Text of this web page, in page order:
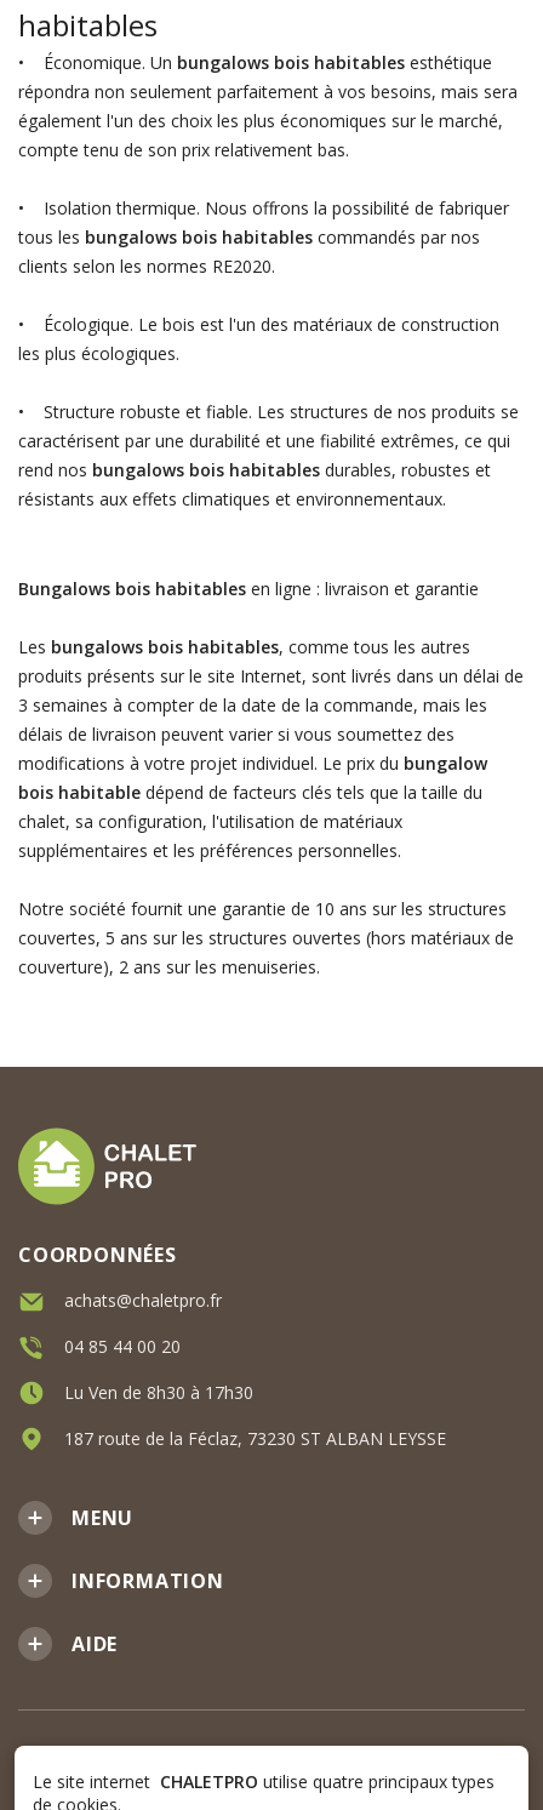
habitables
• Économique. Un bungalows bois habitablesesthétique
répondra non seulement parfaitement à vos besoins, mais sera
également l'un des choix les plus économiques sur le marché,
compte tenu de son prix relativement bas.
• Isolation thermique. Nous offrons la possibilité de fabriquer
tous les bungalows bois habitablescommandés par nos
clients selon les normes RE2020.
• Écologique. Le bois est l'un des matériaux de construction
les plus écologiques.
• Structure robuste et fiable. Les structures de nos produits se
caractérisent par une durabilité et une fiabilité extrêmes, ce qui
rend nos bungalows bois habitablesdurables, robustes et
résistants aux effets climatiques et environnementaux.
Bungalows bois habitablesen ligne : livraison et garantie
Les bungalows bois habitables, comme tous les autres
produits présents sur le site Internet, sont livrés dans un délai de
3 semaines à compter de la date de la commande, mais les
délais de livraison peuvent varier si vous soumettez des
modifications à votre projet individuel. Le prix du bungalow
bois habitabledépend de facteurs clés tels que la taille du
chalet, sa configuration, l'utilisation de matériaux
supplémentaires et les préférences personnelles.
Notre société fournit une garantie de 10 ans sur les structures
couvertes, 5 ans sur les structures ouvertes (hors matériaux de
couverture), 2 ans sur les menuiseries.
MENU
INFORMATION
AIDE
COORDONNÉES
achats@chaletpro.fr
04 85 44 00 20
Lu Ven de 8h30 à 17h30
187 route de la Féclaz, 73230 ST ALBAN LEYSSE
Le site internet CHALETPRO utilise quatre principaux types
de cookies.